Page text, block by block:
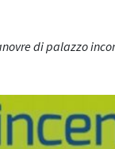
di palazzo